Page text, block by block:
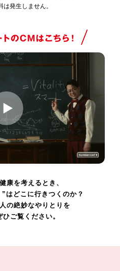
は発生しません。
康を考えるとき、
どこに行きつくのか？
の絶妙なやりとりを
ご覧ください。